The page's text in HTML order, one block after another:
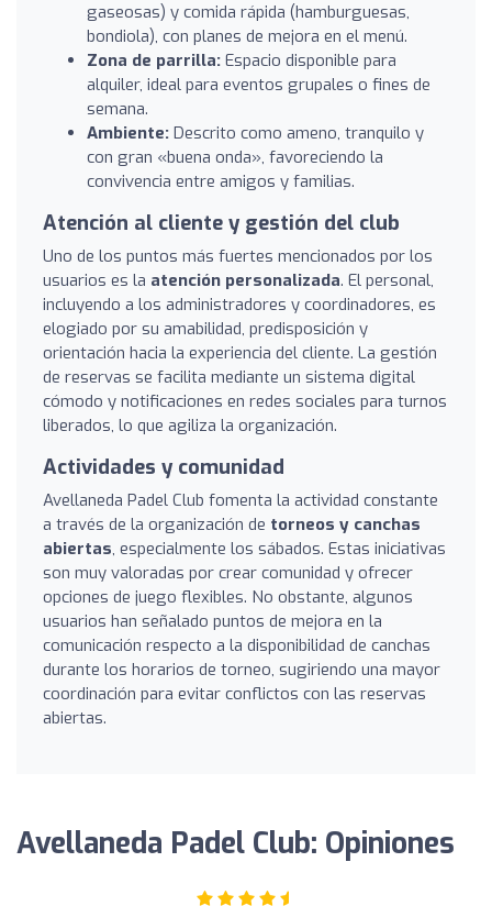
gaseosas) y comida rápida (hamburguesas,
bondiola), con planes de mejora en el menú.
Zona de parrilla: Espacio disponible para
alquiler, ideal para eventos grupales o fines de
semana.
Ambiente: Descrito como ameno, tranquilo y
con gran «buena onda», favoreciendo la
convivencia entre amigos y familias.
Atención al cliente y gestión del club
Uno de los puntos más fuertes mencionados por los
usuarios es la atención personalizada. El personal,
incluyendo a los administradores y coordinadores, es
elogiado por su amabilidad, predisposición y
orientación hacia la experiencia del cliente. La gestión
de reservas se facilita mediante un sistema digital
cómodo y notificaciones en redes sociales para turnos
liberados, lo que agiliza la organización.
Actividades y comunidad
Avellaneda Padel Club fomenta la actividad constante
a través de la organización de torneos y canchas
abiertas, especialmente los sábados. Estas iniciativas
son muy valoradas por crear comunidad y ofrecer
opciones de juego flexibles. No obstante, algunos
usuarios han señalado puntos de mejora en la
comunicación respecto a la disponibilidad de canchas
durante los horarios de torneo, sugiriendo una mayor
coordinación para evitar conflictos con las reservas
abiertas.
Avellaneda Padel Club: Opiniones